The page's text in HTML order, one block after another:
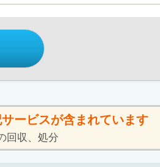
ービスが含まれています
回収、処分